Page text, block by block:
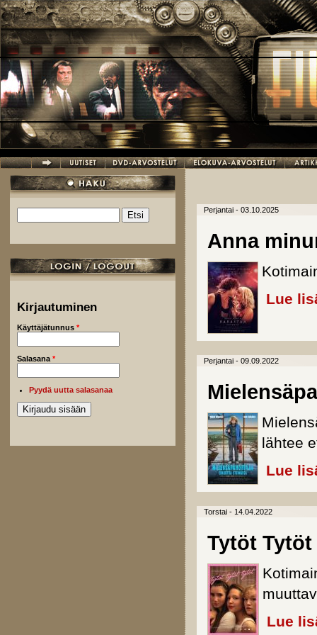
Hyppää pääsisältöön
Hakulomake
Kirjautuminen
Käyttäjätunnus *
Salasana *
Pyydä uutta salasanaa
Perjantai - 03.10.2025
Anna
Lue
Perjantai - 09.09.2022
lähtee
Lue
Torstai - 14.04.2022
Tytöt
Lue